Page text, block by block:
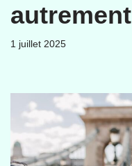
autrement
1 juillet 2025